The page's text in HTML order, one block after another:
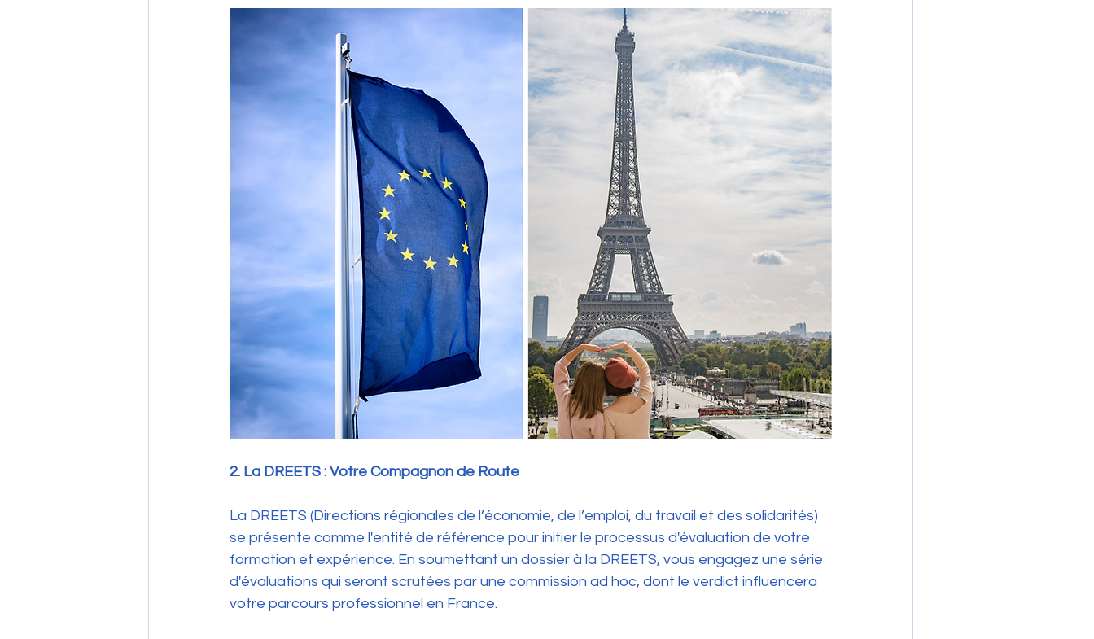
2. La DREETS : Votre Compagnon de Route
La DREETS (Directions régionales de l’économie, de l’emploi, du travail et des solidarités)
se présente comme l'entité de référence pour initier le processus d'évaluation de votre
formation et expérience. En soumettant un dossier à la DREETS, vous engagez une série
d'évaluations qui seront scrutées par une commission ad hoc, dont le verdict influencera
votre parcours professionnel en France.